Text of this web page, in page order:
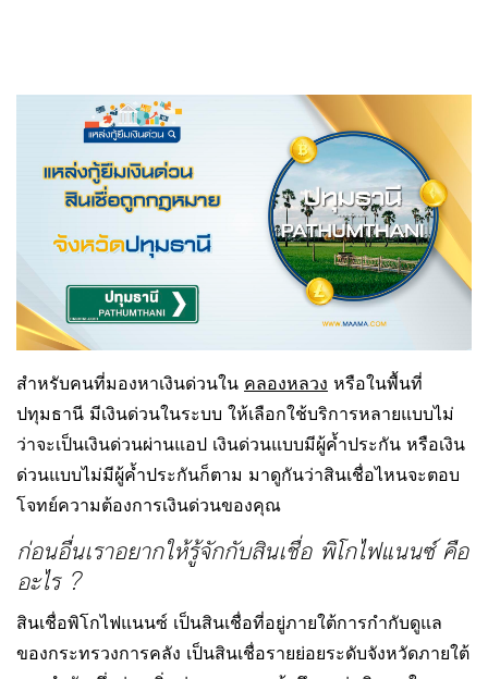
สำหรับคนที่มองหาเงินด่วนใน คลองหลวง หรือในพื้นที่
ปทุมธานี มีเงินด่วนในระบบ ให้เลือกใช้บริการหลายแบบไม่
ว่าจะเป็นเงินด่วนผ่านแอป เงินด่วนแบบมีผู้ค้ำประกัน หรือเงิน
ด่วนแบบไม่มีผู้ค้ำประกันก็ตาม มาดูกันว่าสินเชื่อไหนจะตอบ
โจทย์ความต้องการเงินด่วนของคุณ
ก่อนอื่นเราอยากให้รู้จักกับสินเชื่อ พิโกไฟแนนซ์ คือ
อะไร ?
สินเชื่อพิโกไฟแนนซ์ เป็นสินเชื่อที่อยู่ภายใต้การกำกับดูแล
ของกระทรวงการคลัง เป็นสินเชื่อรายย่อยระดับจังหวัดภายใต้